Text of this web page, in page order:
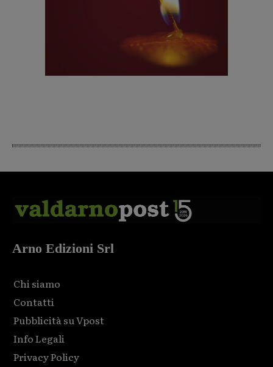
Arno Edizioni Srl
Chi siamo
Contatti
Pubblicità su Vpost
Info Legali
Privacy Policy